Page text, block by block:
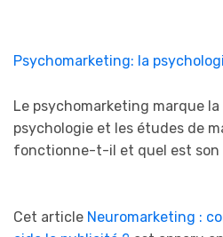
Psychomarketing: la
Le psychomarketing marque
psychologie et les études de
fonctionne-t-il et quel est son
Cet article Neuromarketing :